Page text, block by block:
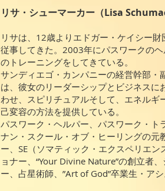
リサ・シューマーカー（Lisa
リサは、12歳よりエドガー・ケイシー
従事してきた。2003年にパスワークの
のトレーニングをしてきている。
サンディエゴ・カンパニーの経営幹部
は、彼女のリーダーシップとビジネス
わせ、スピリチュアルそして、エネルギ
己変容の方法を提供している。
パスワーク・ヘルパー、パスワーク・ト
ナン・スクール・オブ・ヒーリングの
ー、SE（ソマティック・エクスペリエ
ョナー、“Your Divine Nature”の創立者
ー、占星術師、”Art of God”卒業生・ア